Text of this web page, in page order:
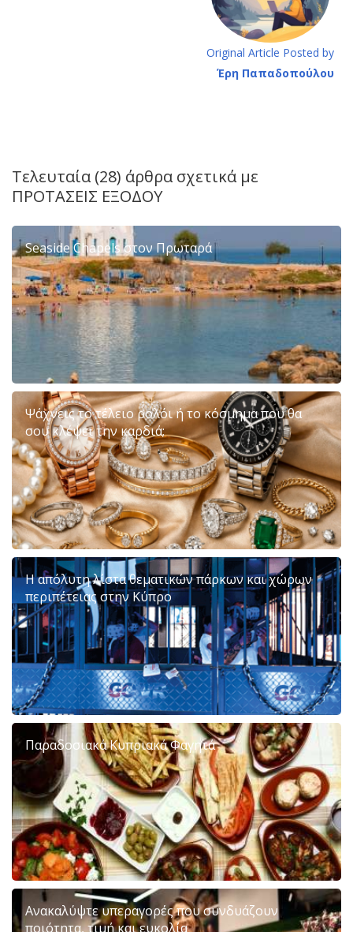
Original Article Posted by
Έρη Παπαδοπούλου
Τελευταία (28) άρθρα σχετικά με
ΠΡΟΤΑΣΕΙΣ ΕΞΟΔΟΥ
Seaside Chapels στον Πρωταρά
Ψάχνεις το τέλειο ρολόι ή το κόσμημα που θα
σου κλέψει την καρδιά;
Η απόλυτη λίστα θεματικών πάρκων και χώρων
περιπέτειας στην Κύπρο
Παραδοσιακά Κυπριακά Φαγητά
Ανακαλύψτε υπεραγορές που συνδυάζουν
ποιότητα, τιμή και ευκολία